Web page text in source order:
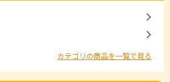
カテゴリの商品を一覧で見る